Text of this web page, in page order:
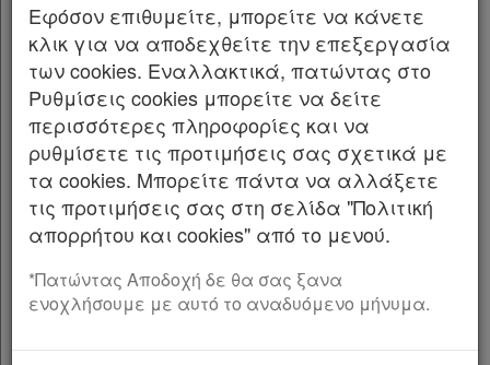
Χρήσιμα
Assistant
2. Ότι, κατά την παρ. 2 του άρθρου 9 του ν.
590/1977 και υπό την επιφύλαξη των
αρμοδιοτήτων των περ. ζ’, θ’, ι’ και ιγ’ του
άρθρου 4 του ν. 590/1977, η Διαρκής Ιερά
Σύνοδος ασκεί κατά το μεσοδιάστημα μεταξύ
των κατά την παρ. 1 του άρθρου 6 του ν.
590/1977 τακτικών συνεδριών της Ιεράς
Συνόδου της Ιεραρχίας (Ι.Σ.Ι.), κάθε εξουσία
και αρμοδιότητα της Ι.Σ.Ι., όπως για την έκδοση
του προκειμένου Κανονισμού, κατά την παρ. 2
του άρθρου 46 του ως άνω νόμου, με την
επιφύλαξη των ρητώς απονεμηθεισών
αποκλειστικώς στην Ι.Σ.Ι. (ΣτΕ 3060/2001 σκ. 8).
Εφόσον επιθυμείτε, μπορείτε να κάνετε
κλικ για να αποδεχθείτε την επεξεργασία
των cookies. Εναλλακτικά, πατώντας στο
Ρυθμίσεις cookies μπορείτε να δείτε
περισσότερες πληροφορίες και να
ρυθμίσετε τις προτιμήσεις σας σχετικά με
τα cookies. Μπορείτε πάντα να αλλάξετε
τις προτιμήσεις σας στη σελίδα "Πολιτική
απορρήτου και cookies" από το μενού.
*Πατώντας Αποδοχή δε θα σας ξανα
ενοχλήσουμε με αυτό το αναδυόμενο μήνυμα.